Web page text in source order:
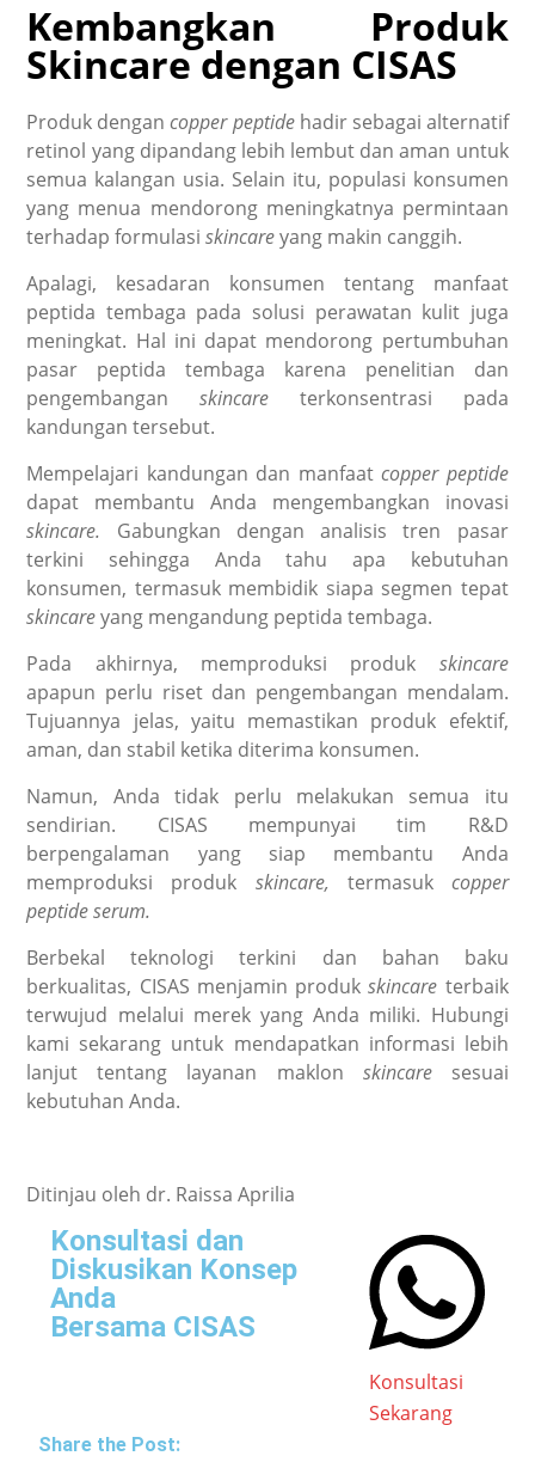
Kembangkan Produk
Skincare dengan CISAS
Produk dengancopper peptide hadir sebagai alternatif
retinol yang dipandang lebih lembut dan aman untuk
semua kalangan usia. Selain itu, populasi konsumen
yang menua mendorong meningkatnya permintaan
terhadap formulasiskincareyang makin canggih.
Apalagi, kesadaran konsumen tentang manfaat
peptida tembaga pada solusi perawatan kulit juga
meningkat. Hal ini dapat mendorong pertumbuhan
pasar peptida tembaga karena penelitian dan
pengembangan skincare terkonsentrasi pada
kandungan tersebut.
Mempelajari kandungan dan manfaatcopper peptide
dapat membantu Anda mengembangkan inovasi
skincare. Gabungkan dengan analisis tren pasar
terkini sehingga Anda tahu apa kebutuhan
konsumen, termasuk membidik siapa segmen tepat
skincareyang mengandung peptida tembaga.
Pada akhirnya, memproduksi produk skincare
apapun perlu riset dan pengembangan mendalam.
Tujuannya jelas, yaitu memastikan produk efektif,
aman, dan stabil ketika diterima konsumen.
Namun, Anda tidak perlu melakukan semua itu
sendirian. CISAS mempunyai tim R&D
berpengalaman yang siap membantu Anda
memproduksi produk skincare, termasuk copper
peptide serum.
Berbekal teknologi terkini dan bahan baku
berkualitas, CISAS menjamin produkskincare terbaik
terwujud melalui merek yang Anda miliki. Hubungi
kami sekarang untuk mendapatkan informasi lebih
lanjut tentang layanan maklon skincare sesuai
kebutuhan Anda.
Ditinjau oleh dr. Raissa Aprilia
Konsultasi dan
Diskusikan Konsep
Anda
Bersama CISAS
Konsultasi
Sekarang
Share the Post: